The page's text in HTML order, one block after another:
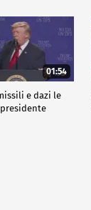
01:54
e dazi le